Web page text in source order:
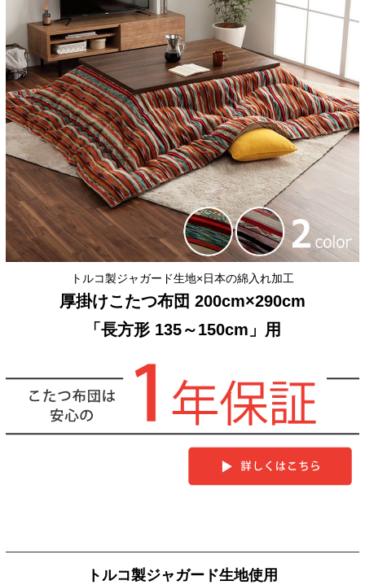
トルコ製ジャガード生地×日本の綿入れ加工
厚掛けこたつ布団 200cm×290cm
「長方形 135～150cm」用
トルコ製ジャガード生地使用